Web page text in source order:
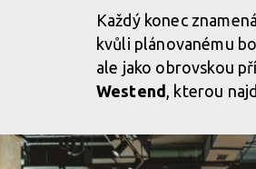
Každý konec
kvůli plánovanému
ale jako obrovskou
Westend , kterou